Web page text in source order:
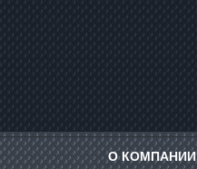
Сообщение
О КОМПАНИИ